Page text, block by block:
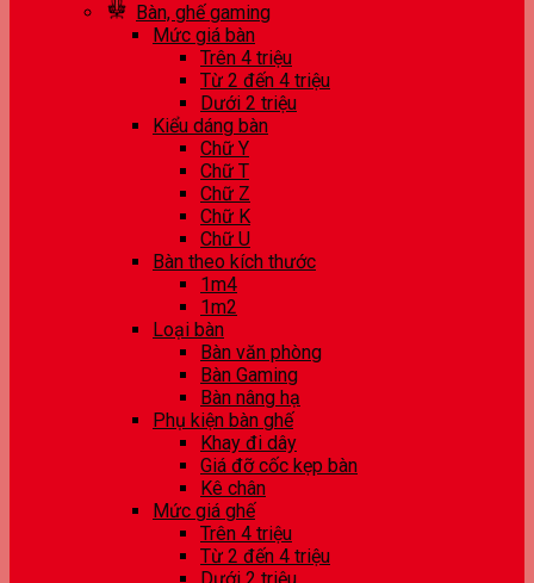
Bàn, ghế gaming
Mức giá bàn
Trên 4 triệu
Từ 2 đến 4 triệu
Dưới 2 triệu
Kiểu dáng bàn
Chữ Y
Chữ T
Chữ Z
Chữ K
Chữ U
Bàn theo kích thước
1m4
1m2
Loại bàn
Bàn văn phòng
Bàn Gaming
Bàn nâng hạ
Phụ kiện bàn ghế
Khay đi dây
Giá đỡ cốc kẹp bàn
Kê chân
Mức giá ghế
Trên 4 triệu
Từ 2 đến 4 triệu